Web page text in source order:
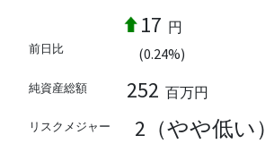
前日比
17 円
(0.24%)
純資産総額 252 百万円
リスクメジャー 2（やや低い）